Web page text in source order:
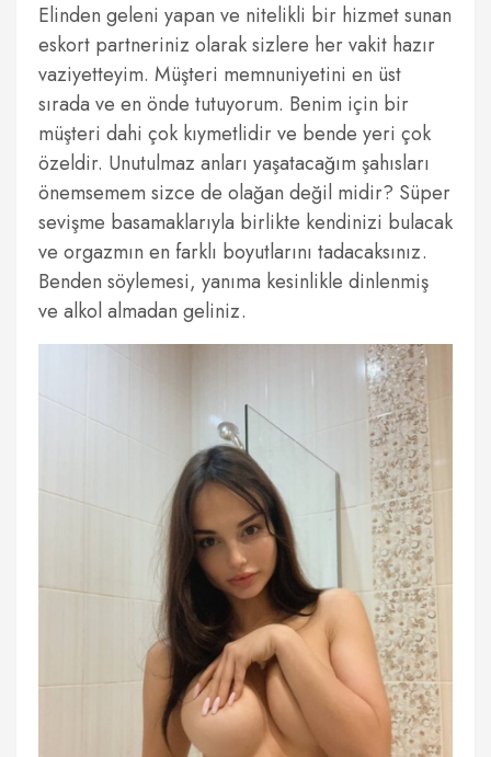
Elinden geleni yapan ve nitelikli bir hizmet sunan
eskort partneriniz olarak sizlere her vakit hazır
vaziyetteyim. Müşteri memnuniyetini en üst
sırada ve en önde tutuyorum. Benim için bir
müşteri dahi çok kıymetlidir ve bende yeri çok
özeldir. Unutulmaz anları yaşatacağım şahısları
önemsemem sizce de olağan değil midir? Süper
sevişme basamaklarıyla birlikte kendinizi bulacak
ve orgazmın en farklı boyutlarını tadacaksınız.
Benden söylemesi, yanıma kesinlikle dinlenmiş
ve alkol almadan geliniz.